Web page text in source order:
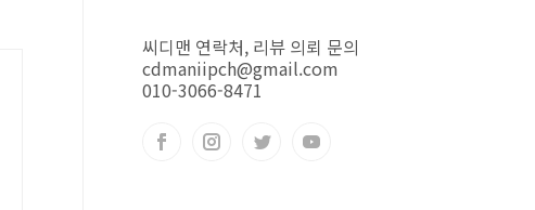
씨디맨 연락처, 리뷰 의뢰 문의
cdmaniipch@gmail.com
010-3066-8471